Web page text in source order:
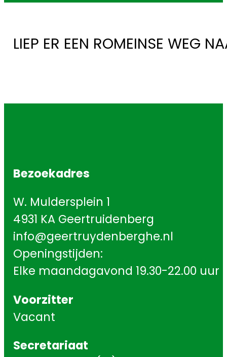
LIEP ER EEN ROMEINSE WEG
Bezoekadres
W. Muldersplein 1
4931 KA Geertruidenberg
info@geertruydenberghe.nl
Openingstijden:
Elke maandagavond 19.30-22.00 uur
Voorzitter
Vacant
Secretariaat